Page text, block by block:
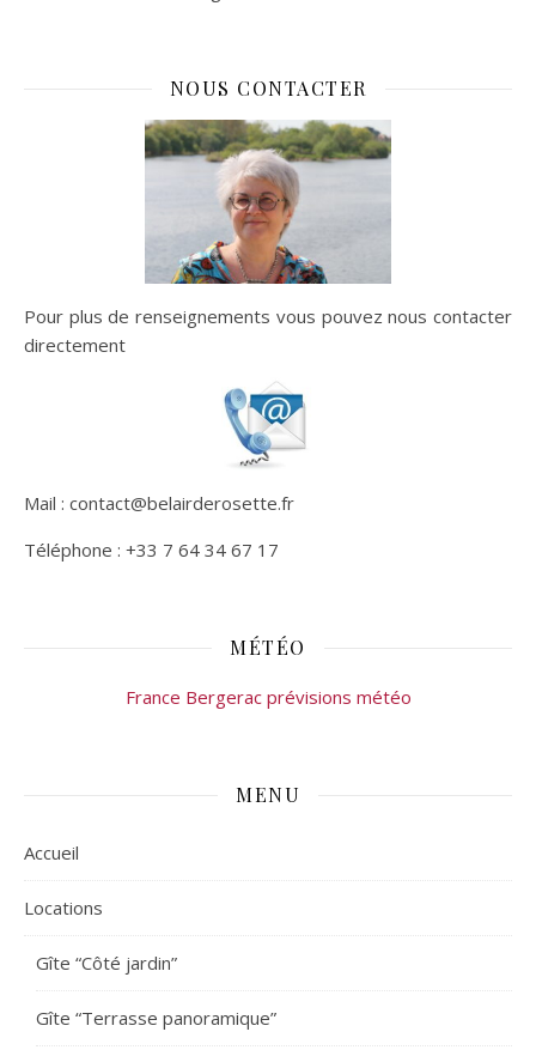
NOUS CONTACTER
Pour plus de renseignements vous pouvez nous contacter
directement
Mail : contact@belairderosette.fr
Téléphone : +33 7 64 34 67 17
MÉTÉO
France Bergerac prévisions météo
MENU
Accueil
Locations
Gîte “Côté jardin”
Gîte “Terrasse panoramique”